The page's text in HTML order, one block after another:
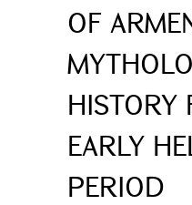
OF
HISTORY
EARLY
PERIOD